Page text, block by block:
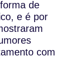
de
e é por
com